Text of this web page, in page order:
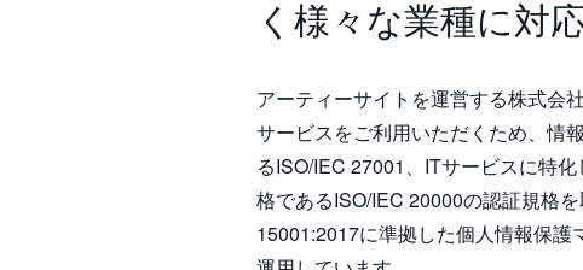
く様々な業種に対
アーティーサイトを運営する株式会
サービスをご利用いただくため、情
るISO/IEC 27001、ITサービスに特
格であるISO/IEC 20000の認証規格
15001:2017に準拠した個人情報保護